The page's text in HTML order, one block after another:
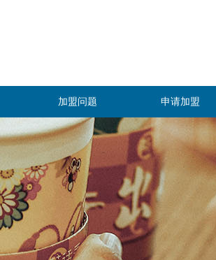
加盟问题 申请加盟